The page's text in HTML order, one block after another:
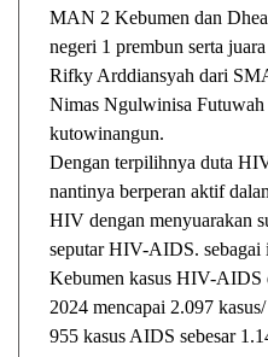
MAN 2 Kebumen dan
negeri 1 prembun serta
Rifky Arddiansyah dari
Nimas Ngulwinisa Futuwah
kutowinangun.
Dengan terpilihnya duta
nantinya berperan aktif
HIV dengan menyuarakan
seputar HIV-AIDS. sebagai
Kebumen kasus HIV-AIDS
2024 mencapai 2.097
955 kasus AIDS sebesar